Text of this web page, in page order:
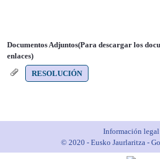
Documentos Adjuntos(Para descargar los
enlaces)
RESOLUCIÓN
Información legal
© 2020 - Eusko Jaurlaritza -